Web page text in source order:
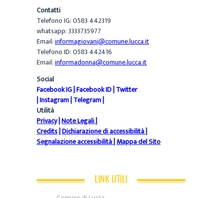
Contatti
Telefono IG: 0583 442319
whatsapp: 3333735977
Email:informagiovani@comune.lucca.it
Telefono ID: 0583 442416
Email:informadonna@comune.lucca.it
Social
Facebook IG|Facebook ID|Twitter
|Instagram|Telegram|
Utilità
Privacy|Note Legali|
Credits|Dichiarazione di accessibilità|
Segnalazione accessibilità|Mappa del Sito
LINK UTILI